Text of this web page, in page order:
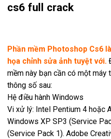
cs6 full crack
Phần mềm Photoshop Cs6
họa chỉnh sửa ảnh tuyệt với.
mềm này bạn cần có một máy
thông số sau:
Hệ điều hành Windows
Vi xử lý: Intel Pentium 4 hoặc
Windows XP SP3 (Service
(Service Pack 1). Adobe